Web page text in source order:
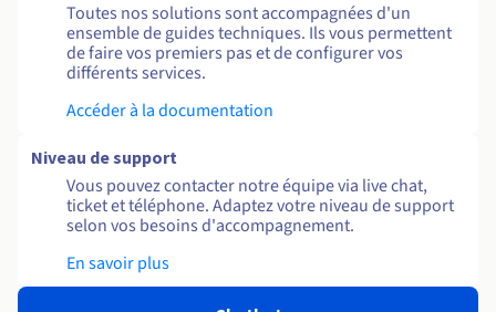
Toutes nos solutions sont accompagnées d'un
ensemble de guides techniques. Ils vous permettent
de faire vos premiers pas et de configurer vos
différents services.
Accéder à la documentation
Niveau de support
Vous pouvez contacter notre équipe via live chat,
ticket et téléphone. Adaptez votre niveau de support
selon vos besoins d'accompagnement.
En savoir plus